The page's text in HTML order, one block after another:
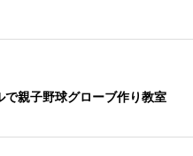
で親子野球グローブ作り教室